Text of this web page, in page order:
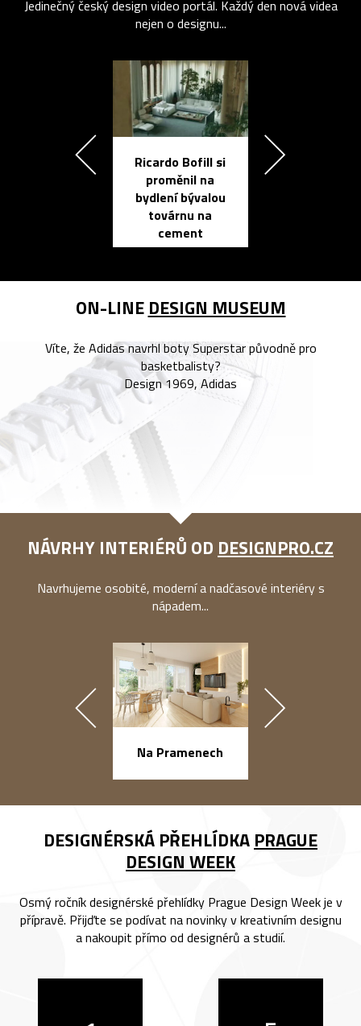
Jedinečný český design video portál. Každý den nová videa
nejen o designu...
Ricardo Bofill si
proměnil na
bydlení bývalou
továrnu na
cement
ON-LINE DESIGN MUSEUM
Víte, že Adidas navrhl boty Superstar původně pro
basketbalisty?
Design 1969, Adidas
NÁVRHY INTERIÉRŮ OD DESIGNPRO.CZ
Navrhujeme osobité, moderní a nadčasové interiéry s
nápadem...
Na Pramenech
DESIGNÉRSKÁ PŘEHLÍDKA PRAGUE
DESIGN WEEK
Osmý ročník designérské přehlídky Prague Design Week je v
přípravě. Přijďte se podívat na novinky v kreativním designu
a nakoupit přímo od designérů a studií.